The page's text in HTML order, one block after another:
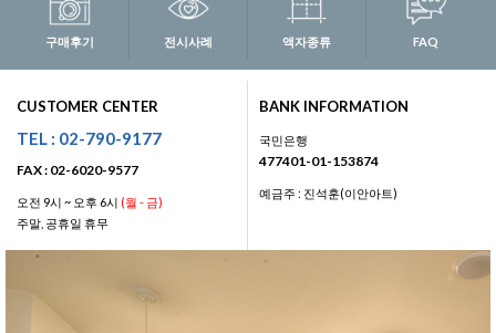
구매후기 전시사례 액자종류 FAQ
CUSTOMER CENTER
TEL : 02-790-9177
FAX : 02-6020-9577
오전 9시 ~ 오후 6시 (월 - 금)
주말, 공휴일 휴무
BANK INFORMATION
국민은행
477401-01-153874
예금주 : 진석훈(이안아트)